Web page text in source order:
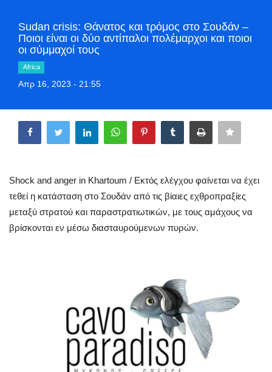
Greece
Style Adorés
Entertainment
Mykonos Ticker TV
Sport
Science & Tech
Aegean Islands
Sudan crisis: Θάνατος και τρόμος στο Σουδάν –
Ποιοι είναι οι δύο αντίπαλοι πολέμαρχοι και ποιοι
οι σύμμαχοί τους
Africa
Απρ 16, 2023 - 21:55
Shock and anger in Khartoum / Εκτός ελέγχου φαίνεται να έχει
τεθεί η κατάσταση στο Σουδάν από τις βίαιες εχθροπραξίες
μεταξύ στρατού και παραστρατιωτικών, με τους αμάχους να
βρίσκονται εν μέσω διασταυρούμενων πυρών.